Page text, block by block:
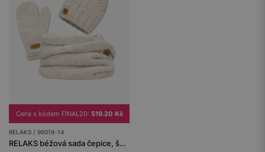
Cena s kódem FINAL20: 519.20 Kč
RELAKS / 96018-14
RELAKS béžová sada čepice, šála a rukavice